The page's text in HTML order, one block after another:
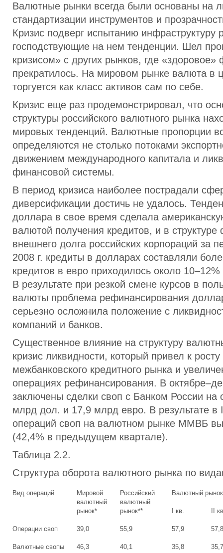
Валютные рынки всегда были основаны на
стандартизации инструментов и
Кризис подверг испытанию инфраструктуру
господствующие на нем тенденции. Шел
кризисом» с других рынков, где «здоровое»
прекратилось. На мировом рынке валюта в
торгуется как класс активов сам по себе.
Кризис еще раз продемонстрировал, что
структуры российского валютного рынка
мировых тенденций. Валютные пропорции
определяются не столько потоками
движением международного капитала и
финансовой системы.
В период кризиса наиболее пострадали
диверсификации достичь не удалось.
доллара в свое время сделала
валютой получения кредитов, и в
внешнего долга российских корпораций за
2008 г. кредиты в долларах составляли
кредитов в евро приходилось около
В результате при резкой смене курсов в
валюты проблема рефинансирования
серьезно осложнила положение с
компаний и банков.
Существенное влияние на структуру
кризис ликвидности, который привел к росту
межбанковского кредитного рынка и
операциях рефинансирования. В
заключены сделки своп с Банком России
млрд дол. и 17,9 млрд евро. В результате в
операций своп на валютном рынке ММВБ
(42,4% в предыдущем квартале).
Таблица 2.2.
Структура оборота валютного рынка по
Вид операций
Мировой
валютный
рынок*
Российский
валютный
рынок**
Валютный
I кв. II
Операции своп 39,0 55,9 57,9 57,8
Валютные свопы 46,3 40,1 35,8 35,7